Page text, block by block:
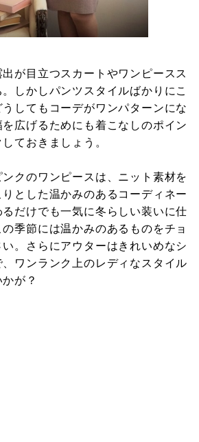
が目立つスカートやワンピースス
しかしパンツスタイルばかりにこ
してもコーデがワンパターンにな
広げるためにも着こなしのポイン
ておきましょう。
クのワンピースは、ニット素材を
とした温かみのあるコーディネー
るだけでも一気に冬らしい装いに仕
季節には温かみのあるものをチョ
。さらにアウターはきれいめなシ
ワンランク上のレディなスタイル
が？